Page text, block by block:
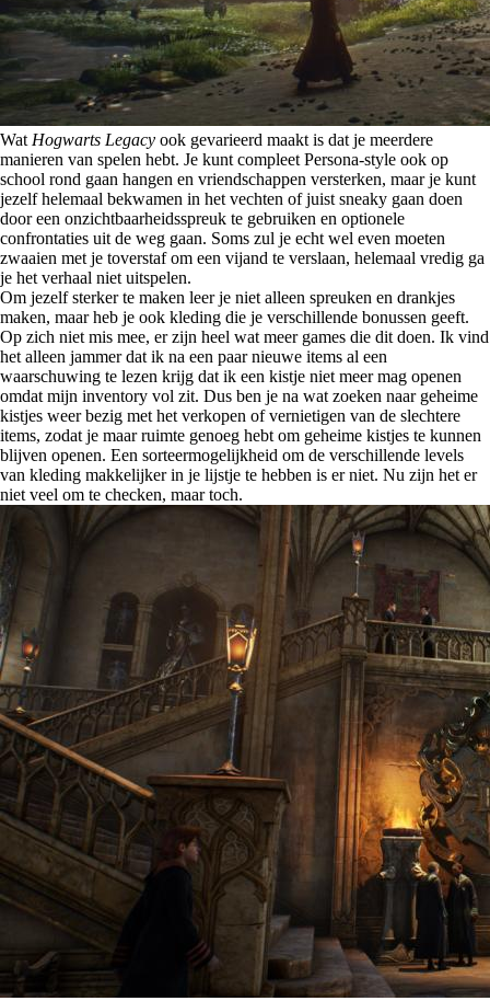
Wat Hogwarts Legacy ook gevarieerd maakt is dat je meerdere
manieren van spelen hebt. Je kunt compleet Persona-style ook op
school rond gaan hangen en vriendschappen versterken, maar je kunt
jezelf helemaal bekwamen in het vechten of juist sneaky gaan doen
door een onzichtbaarheidsspreuk te gebruiken en optionele
confrontaties uit de weg gaan. Soms zul je echt wel even moeten
zwaaien met je toverstaf om een vijand te verslaan, helemaal vredig ga
je het verhaal niet uitspelen.
Om jezelf sterker te maken leer je niet alleen spreuken en drankjes
maken, maar heb je ook kleding die je verschillende bonussen geeft.
Op zich niet mis mee, er zijn heel wat meer games die dit doen. Ik vind
het alleen jammer dat ik na een paar nieuwe items al een
waarschuwing te lezen krijg dat ik een kistje niet meer mag openen
omdat mijn inventory vol zit. Dus ben je na wat zoeken naar geheime
kistjes weer bezig met het verkopen of vernietigen van de slechtere
items, zodat je maar ruimte genoeg hebt om geheime kistjes te kunnen
blijven openen. Een sorteermogelijkheid om de verschillende levels
van kleding makkelijker in je lijstje te hebben is er niet. Nu zijn het er
niet veel om te checken, maar toch.